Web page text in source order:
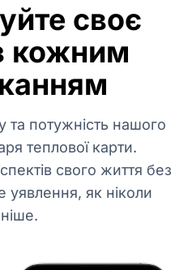
своє
кожним
та потужність нашого
теплової карти.
свого життя без
уявлення, як ніколи